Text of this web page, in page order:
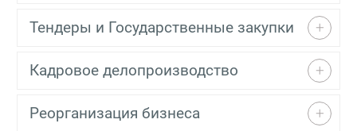
Тендеры и Государственные закупки
Кадровое делопроизводство
Реорганизация бизнеса